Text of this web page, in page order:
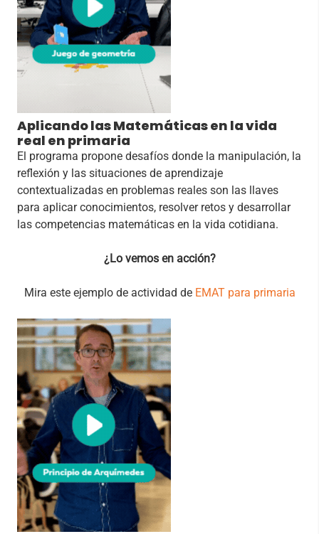
Aplicando las Matemáticas en la vida
real en primaria
El programa propone desafíos donde la manipulación, la
reflexión y las situaciones de aprendizaje
contextualizadas en problemas reales son las llaves
para aplicar conocimientos, resolver retos y desarrollar
las competencias matemáticas en la vida cotidiana.
¿Lo vemos en acción?
Mira este ejemplo de actividad de EMAT para primaria